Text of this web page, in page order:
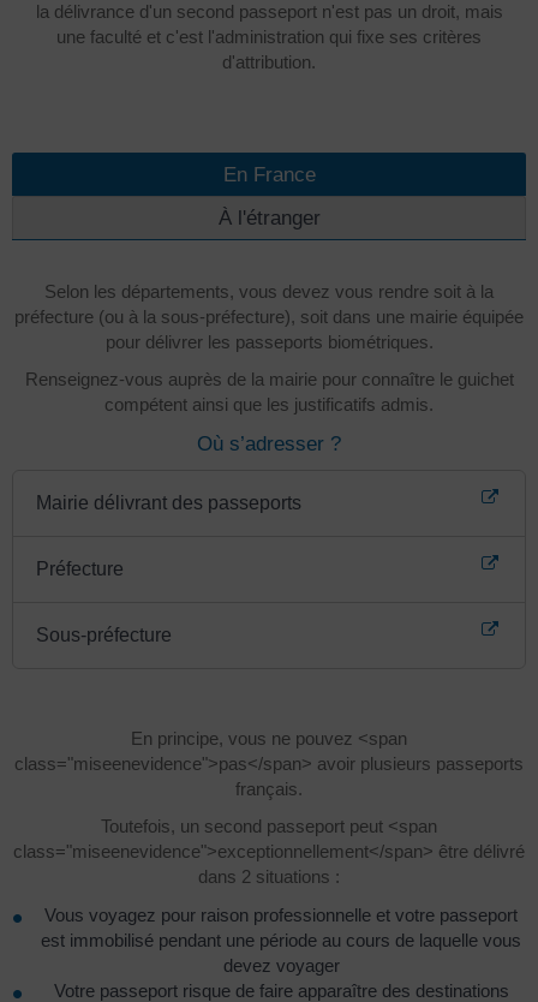
la délivrance d'un second passeport n'est pas un droit, mais
une faculté et c'est l'administration qui fixe ses critères
d'attribution.
En France
À l'étranger
Selon les départements, vous devez vous rendre soit à la
préfecture (ou à la sous-préfecture), soit dans une mairie équipée
pour délivrer les passeports biométriques.
Renseignez-vous auprès de la mairie pour connaître le guichet
compétent ainsi que les justificatifs admis.
Où s’adresser ?
Mairie délivrant des passeports
Préfecture
Sous-préfecture
En principe, vous ne pouvez <span
class="miseenevidence">pas</span> avoir plusieurs passeports
français.
Toutefois, un second passeport peut <span
class="miseenevidence">exceptionnellement</span> être délivré
dans 2 situations :
Vous voyagez pour raison professionnelle et votre passeport
est immobilisé pendant une période au cours de laquelle vous
devez voyager
Votre passeport risque de faire apparaître des destinations